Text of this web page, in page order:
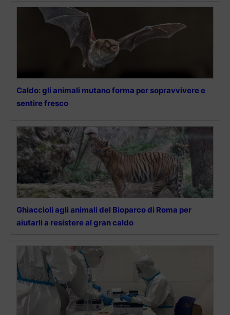
Caldo: gli animali mutano forma per sopravvivere e
sentire fresco
Ghiaccioli agli animali del Bioparco di Roma per
aiutarli a resistere al gran caldo